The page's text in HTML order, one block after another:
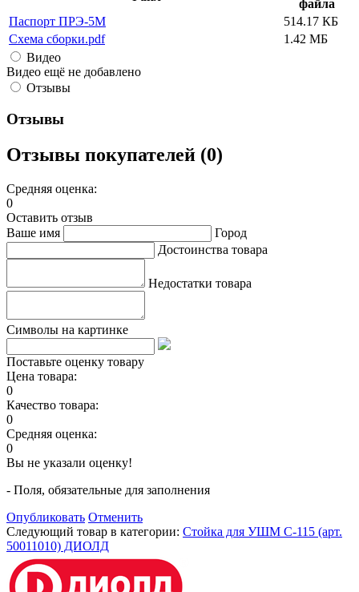
файла
Паспорт ПРЭ-5М
514.17 КБ
Схема сборки.pdf
1.42 МБ
Видео
Видео ещё не добавлено
Отзывы
Отзывы
Отзывы покупателей (0)
Средняя оценка:
0
Оставить отзыв
Ваше имя
Город
Достоинства товара
Недостатки товара
Символы на картинке
Поставьте оценку товару
Цена товара:
0
Качество товара:
0
Средняя оценка:
0
Вы не указали оценку!
- Поля, обязательные для заполнения
Опубликовать Отменить
Следующий товар в категории: Стойка для УШМ С-115 (арт.
50011010) ДИОЛД